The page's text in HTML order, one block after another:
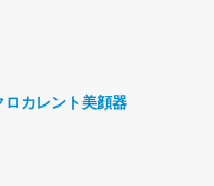
カレント美顔器